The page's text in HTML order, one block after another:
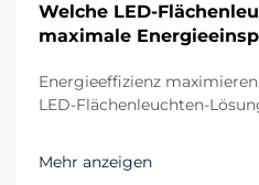
Welche LED-
maximale
Energieeffizienz
LED-Flächenleuchten-
LED-Flächenleuchten
revolutioniert, wie wir
Mehr anzeigen